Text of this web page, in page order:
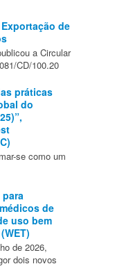
de
a Circular
CD/100.20
práticas
do
se como um
para
de
uso bem
de 2026,
dois novos